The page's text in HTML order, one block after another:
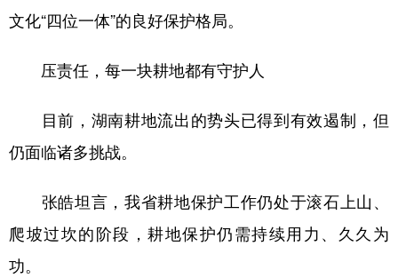
文化“四位一体”的良好保护格局。
压责任，每一块耕地都有守护人
目前，湖南耕地流出的势头已得到有效遏制，但
仍面临诸多挑战。
张皓坦言，我省耕地保护工作仍处于滚石上山、
爬坡过坎的阶段，耕地保护仍需持续用力、久久为
功。